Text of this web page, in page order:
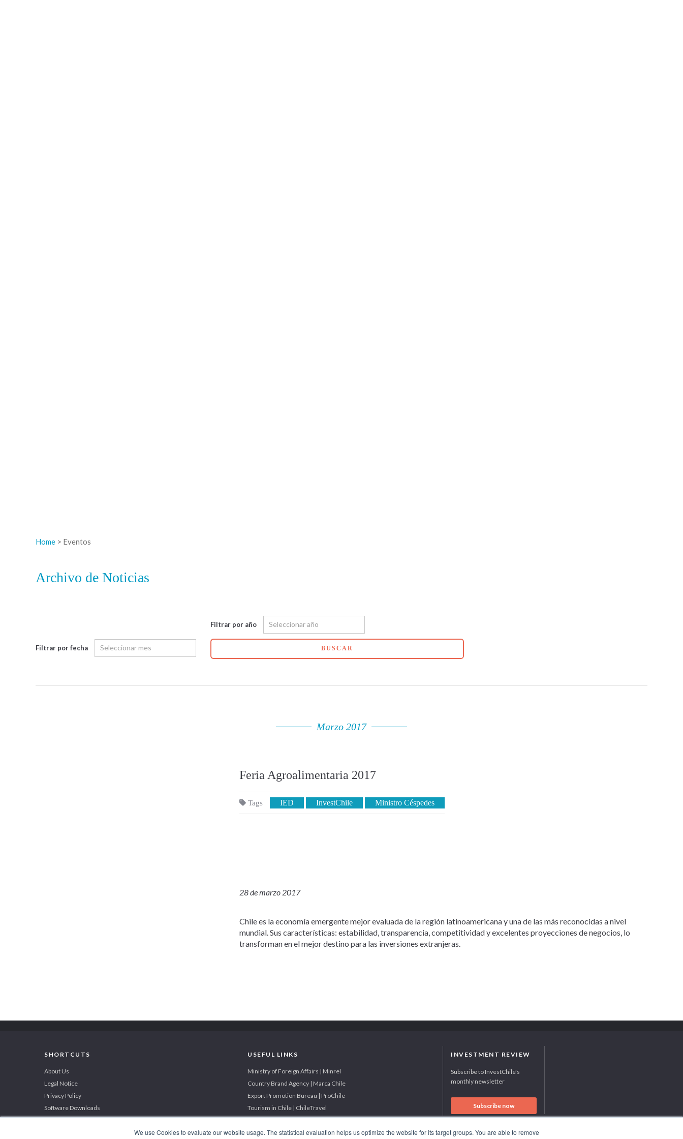
We use Cookies to evaluate our website usage. The statistical evaluation helps us optimize the website for its target groups. You are able to remove
Home > Eventos
Archivo de Noticias
Filtrar por fecha
Filtrar por año
BUSCAR
Marzo 2017
Feria Agroalimentaria 2017
Tags IED InvestChile Ministro Céspedes
28 de marzo 2017
Chile es la economía emergente mejor evaluada de la región latinoamericana y una de las más reconocidas a nivel
mundial. Sus características: estabilidad, transparencia, competitividad y excelentes proyecciones de negocios, lo
transforman en el mejor destino para las inversiones extranjeras.
SHORTCUTS
About Us
Legal Notice
Privacy Policy
Software Downloads
USEFUL LINKS
Ministry of Foreign Affairs | Minrel
Country Brand Agency | Marca Chile
Export Promotion Bureau | ProChile
Tourism in Chile | ChileTravel
INVESTMENT REVIEW
Subscribe to InvestChile's
monthly newsletter
Subscribe now